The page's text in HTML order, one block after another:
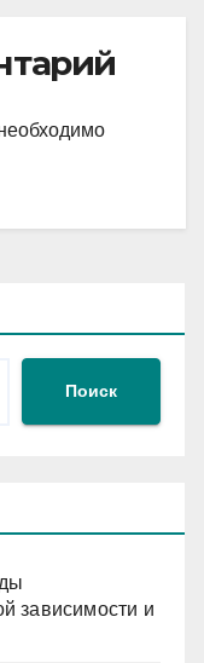
Поиск
зависимости и